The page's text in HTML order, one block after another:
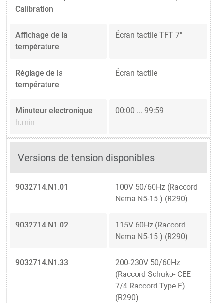
Calibration
Affichage de la
température
Écran tactile TFT 7"
Réglage de la
température
Écran tactile
Minuteur electronique
h:min
00:00 ... 99:59
Versions de tension disponibles
9032714.N1.01
100V 50/60Hz (Raccord
Nema N5-15 ) (R290)
9032714.N1.02
115V 60Hz (Raccord
Nema N5-15 ) (R290)
9032714.N1.33
200-230V 50/60Hz
(Raccord Schuko- CEE
7/4 Raccord Type F)
(R290)